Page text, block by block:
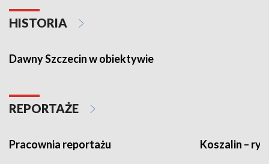
HISTORIA
Dawny Szczecin w obiektywie
REPORTAŻE
Pracownia reportażu Koszalin –